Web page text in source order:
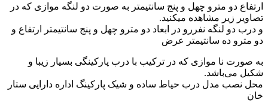
ارتفاع دو مترو چهل و پنج سانتیمتر به صورت دو لنگه موازی که در
تصاویر زیر مشاهده میکنید.
و درب دو لنگه نفررو در ابعاد دو مترو چهل و پنج سانتیمتر ارتفاع و
دو مترو ده سانتیمتر عرض
به صورت نا موازی که در ترکیب با درب پارکینگی بسیار زیبا و
شکیل می‌باشد.
محل نصب مدل درب حیاط ساده و شیک پارکینگ اداره دارایی ستار
خان